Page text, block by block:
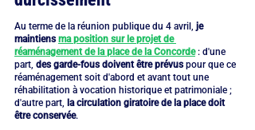
Au terme de la réunion publique du 4 avril, je
maintiens ma position sur le projet de
réaménagement de la place de la Concorde : d'une
part, des garde-fous doivent être prévus pour que ce
réaménagement soit d'abord et avant tout une
réhabilitation à vocation historique et patrimoniale ;
d'autre part, la circulation giratoire de la place doit
être conservée.